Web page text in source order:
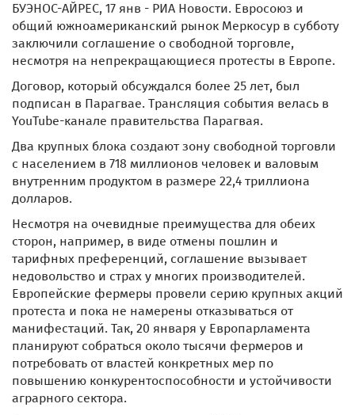
БУЭНОС-АЙРЕС, 17 янв - РИА Новости. Евросоюз и
общий южноамериканский рынок Меркосур в субботу
заключили соглашение о свободной торговле,
несмотря на непрекращающиеся протесты в Европе.
Договор, который обсуждался более 25 лет, был
подписан в Парагвае. Трансляция события велась в
YouTube-канале правительства Парагвая.
Два крупных блока создают зону свободной торговли
с населением в 718 миллионов человек и валовым
внутренним продуктом в размере 22,4 триллиона
долларов.
Несмотря на очевидные преимущества для обеих
сторон, например, в виде отмены пошлин и
тарифных преференций, соглашение вызывает
недовольство и страх у многих производителей.
Европейские фермеры провели серию крупных акций
протеста и пока не намерены отказываться от
манифестаций. Так, 20 января у Европарламента
планируют собраться около тысячи фермеров и
потребовать от властей конкретных мер по
повышению конкурентоспособности и устойчивости
аграрного сектора.